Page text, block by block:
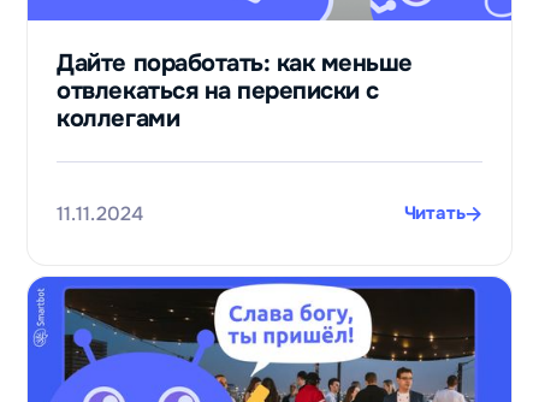
Дайте поработать: как меньше
отвлекаться на переписки с
коллегами
11.11.2024 Читать